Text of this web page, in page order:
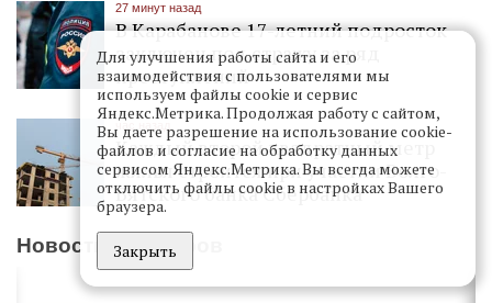
27 минут назад
В Карабанове 17-летний подросток
заключен под стражу за ряд
преступлений
Каждый второй квадратный метр
жилья строится при участии Волго-
Вятского банка Сбербанка
Новости партнеров
Для улучшения работы сайта и его
взаимодействия с пользователями мы
используем файлы cookie и сервис
Яндекс.Метрика. Продолжая работу с сайтом,
Вы даете разрешение на использование cookie-
файлов и согласие на обработку данных
сервисом Яндекс.Метрика. Вы всегда можете
отключить файлы cookie в настройках Вашего
браузера.
Закрыть